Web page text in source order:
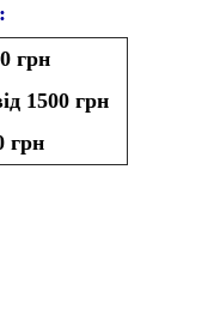
грн
1500 грн
грн